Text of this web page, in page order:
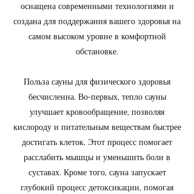
оснащена современными технологиями и
создана для поддержания вашего здоровья на
самом высоком уровне в комфортной
обстановке.
Польза сауны для физического здоровья
бесчисленна. Во-первых, тепло сауны
улучшает кровообращение, позволяя
кислороду и питательным веществам быстрее
достигать клеток. Этот процесс помогает
расслабить мышцы и уменьшить боли в
суставах. Кроме того, сауна запускает
глубокий процесс детоксикации, помогая